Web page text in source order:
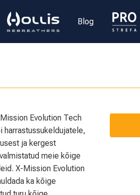
Blog
Evolution Tech
harrastussukeldujatele,
ja kergest
meie kõige
X-Mission Evolution
ka kõige